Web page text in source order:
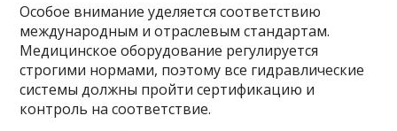
Особое внимание уделяется соответствию
международным и отраслевым стандартам.
Медицинское оборудование регулируется
строгими нормами, поэтому все гидравлические
системы должны пройти сертификацию и
контроль на соответствие.